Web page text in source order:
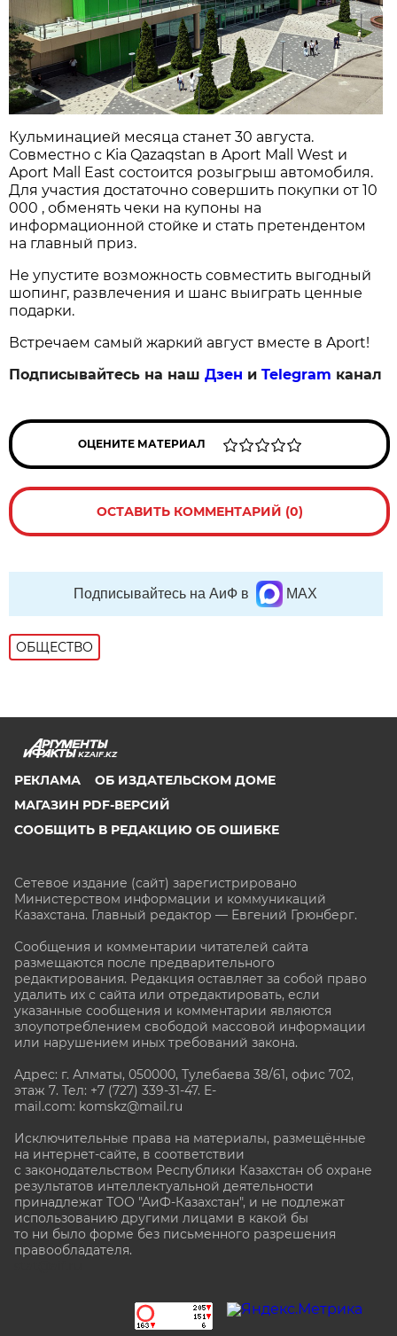
Кульминацией месяца станет 30 августа.
Совместно с Kia Qazaqstan в Aport Mall West и
Aport Mall East состоится розыгрыш автомобиля.
Для участия достаточно совершить покупки от 10
000 , обменять чеки на купоны на
информационной стойке и стать претендентом
на главный приз.
Не упустите возможность совместить выгодный
шопинг, развлечения и шанс выиграть ценные
подарки.
Встречаем самый жаркий август вместе в Aport!
Подписывайтесь на нашДзен иTelegram канал
ОЦЕНИТЕ МАТЕРИАЛ
ОСТАВИТЬ КОММЕНТАРИЙ (0)
Подписывайтесь на АиФ в MAX
ОБЩЕСТВО
KZAIF.KZ
РЕКЛАМА
ОБ ИЗДАТЕЛЬСКОМ ДОМЕ
МАГАЗИН PDF-ВЕРСИЙ
СООБЩИТЬ В РЕДАКЦИЮ ОБ ОШИБКЕ
Сетевое издание (сайт) зарегистрировано
Министерством информации и коммуникаций
Казахстана. Главный редактор — Евгений Грюнберг.
Сообщения и комментарии читателей сайта
размещаются после предварительного
редактирования. Редакция оставляет за собой право
удалить их с сайта или отредактировать, если
указанные сообщения и комментарии являются
злоупотреблением свободой массовой информации
или нарушением иных требований закона.
Адрес: г. Алматы, 050000, Тулебаева 38/61, офис 702,
этаж 7. Тел: +7 (727) 339-31-47. E-
mail.com: komskz@mail.ru
Исключительные права на материалы, размещённые
на интернет-сайте, в соответствии
с законодательством Республики Казахстан об охране
результатов интеллектуальной деятельности
принадлежат ТОО "АиФ-Казахстан", и не подлежат
использованию другими лицами в какой бы
то ни было форме без письменного разрешения
правообладателя.